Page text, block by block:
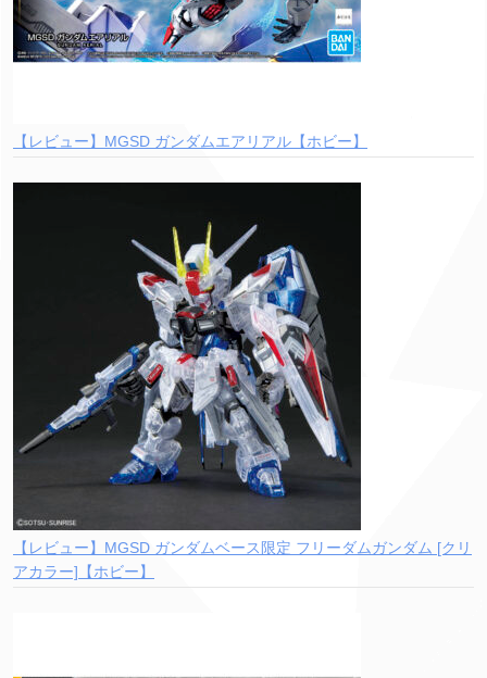
【レビュー】MGSD ガンダムエアリアル【ホビー】
【レビュー】MGSD ガンダムベース限定 フリーダムガンダム [クリ
アカラー]【ホビー】